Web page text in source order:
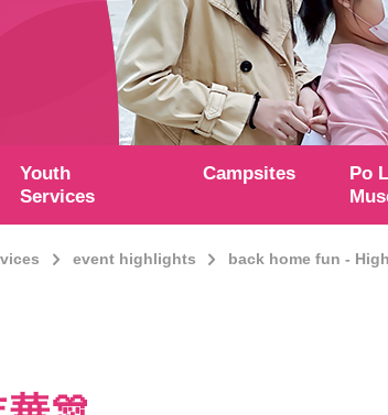
Youth
Services
Campsites
Po
event highlights back home fun -